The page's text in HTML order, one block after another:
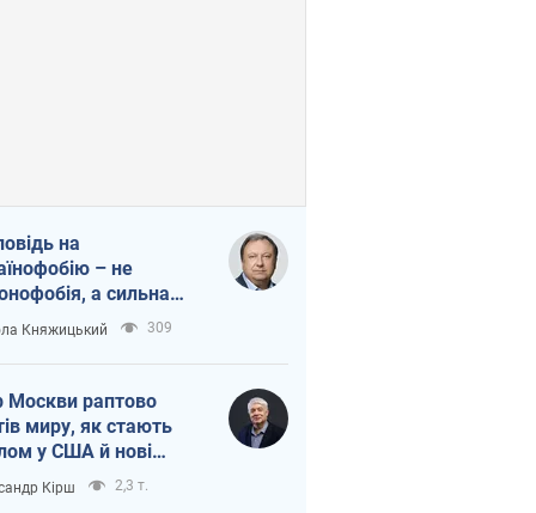
на
– не
а сильна
держава
Княжицький 309
Москви раптово
миру, як стають
у США й нові
топ-рейтинги
Кірш 2,3 т.